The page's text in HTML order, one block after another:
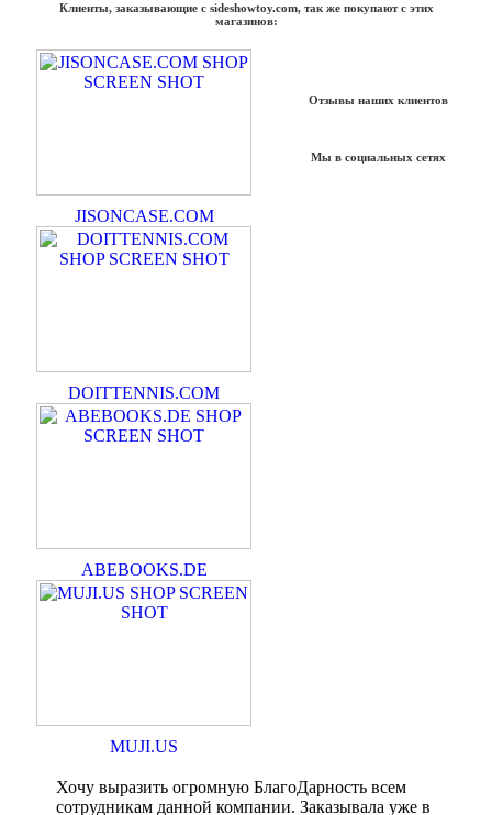
Клиенты, заказывающие с sideshowtoy.com, так же покупают с этих
магазинов:
JISONCASE.COM
DOITTENNIS.COM
ABEBOOKS.DE
MUJI.US
Отзывы наших клиентов
Мы в социальных сетях
Хочу выразить огромную БлагоДарность всем
сотрудникам данной компании. Заказывала уже в